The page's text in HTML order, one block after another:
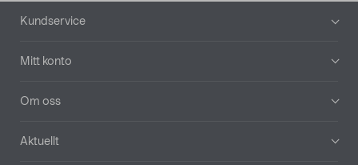
Sidfot
Kundservice
Mitt konto
Om oss
Aktuellt